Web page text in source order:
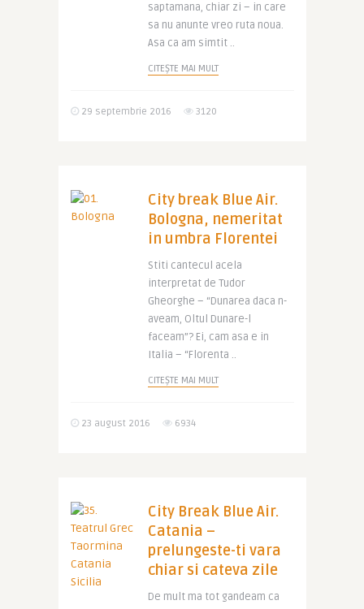
saptamana, chiar zi – in care
sa nu anunte vreo ruta noua.
Asa ca am simtit ..
CITEȘTE MAI MULT
29 septembrie 2016 3120
City break Blue Air.
Bologna, nemeritat
in umbra Florentei
Stiti cantecul acela
interpretat de Tudor
Gheorghe – “Dunarea daca n-
aveam, Oltul Dunare-l
faceam”? Ei, cam asa e in
Italia – “Florenta ..
CITEȘTE MAI MULT
23 august 2016 6934
City Break Blue Air.
Catania –
prelungeste-ti vara
chiar si cateva zile
De mult ma tot gandeam ca